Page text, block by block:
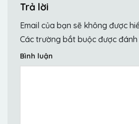
Trả lời
Email của bạn sẽ không được
Các trường bắt buộc được
Bình luận